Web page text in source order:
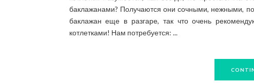
баклажанами? Получаются они сочными, нежными,
баклажан еще в разгаре, так что очень
котлетками! Нам потребуется: ...